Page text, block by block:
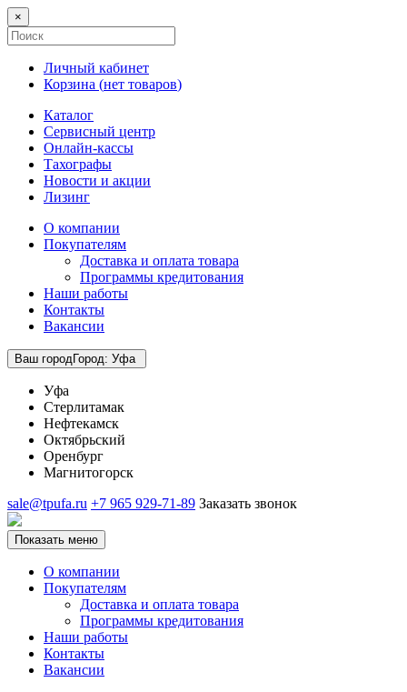
×
Личный кабинет
Корзина (нет товаров)
Каталог
Сервисный центр
Онлайн-кассы
Тахографы
Новости и акции
Лизинг
О компании
Покупателям
Доставка и оплата товара
Программы кредитования
Наши работы
Контакты
Вакансии
Ваш городГород: Уфа
Уфа
Стерлитамак
Нефтекамск
Октябрьский
Оренбург
Магнитогорск
sale@tpufa.ru +7 965 929-71-89 Заказать звонок
Показать меню
О компании
Покупателям
Доставка и оплата товара
Программы кредитования
Наши работы
Контакты
Вакансии